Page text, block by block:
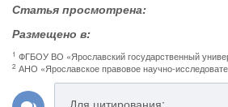
Статья просмотрена:
Размещено в:
1 ФГБОУ ВО «Ярославский государственный
2 АНО «Ярославское правовое научно-
Для цитирования: